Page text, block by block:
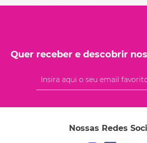
Quer receber e descobrir
Nossas Redes